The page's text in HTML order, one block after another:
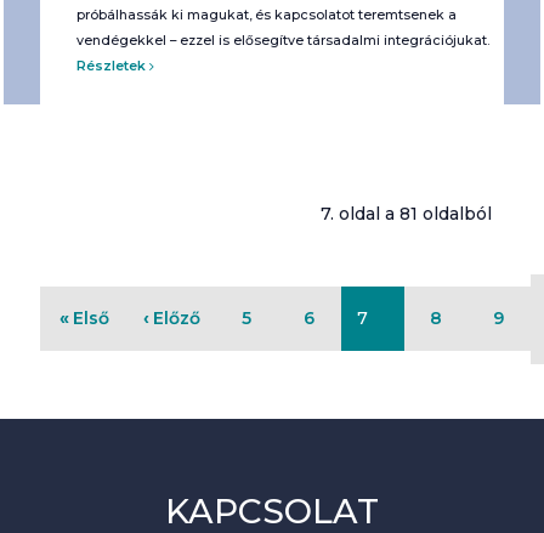
próbálhassák ki magukat, és kapcsolatot teremtsenek a
vendégekkel – ezzel is elősegítve társadalmi integrációjukat.
Részletek
7. oldal a 81 oldalból
Első Előző 5 6 7 8 9
KAPCSOLAT